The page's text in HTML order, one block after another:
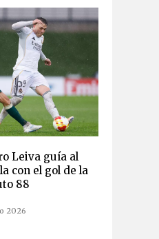
Leiva guía al
con el gol de la
88
2026